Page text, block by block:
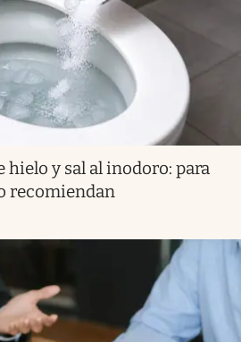
hielo y sal al inodoro: para
recomiendan